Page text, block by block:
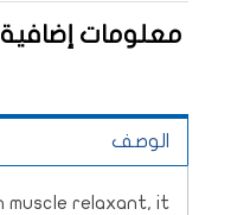
معلومات إضافية
الوصف
muscle relaxant, it